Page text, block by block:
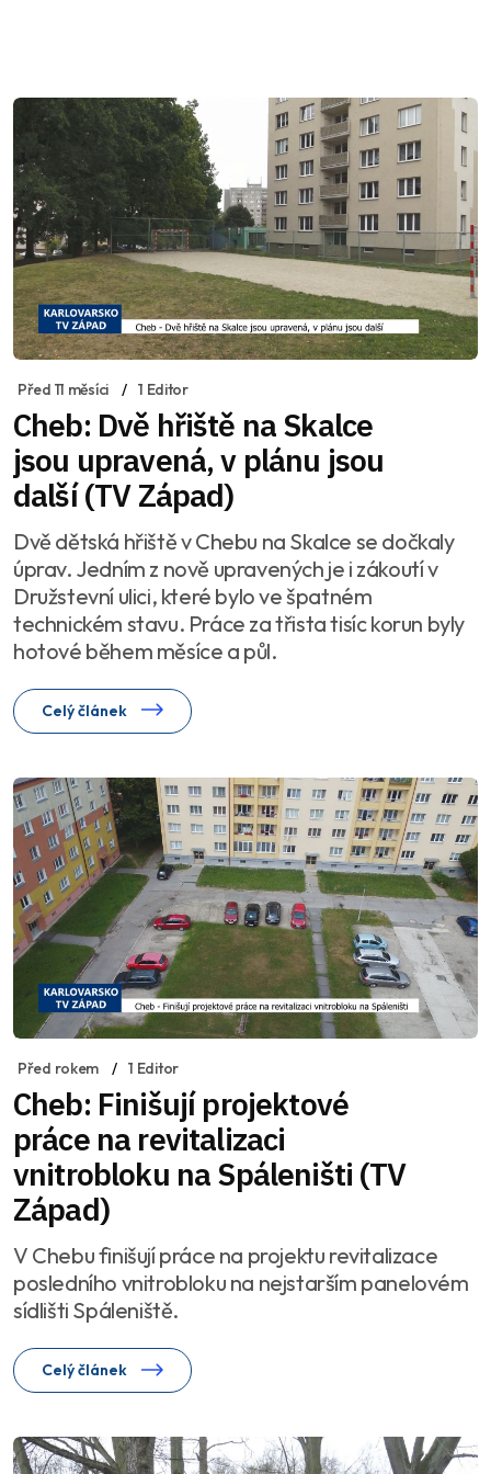
Před 11 měsíci 1 Editor
Cheb: Dvě hřiště na Skalce
jsou upravená, v plánu jsou
další (TV Západ)
Dvě dětská hřiště v Chebu na Skalce se dočkaly
úprav. Jedním z nově upravených je i zákoutí v
Družstevní ulici, které bylo ve špatném
technickém stavu. Práce za třista tisíc korun byly
hotové během měsíce a půl.
Celý článek
Před rokem 1 Editor
Cheb: Finišují projektové
práce na revitalizaci
vnitrobloku na Spáleništi (TV
Západ)
V Chebu finišují práce na projektu revitalizace
posledního vnitrobloku na nejstarším panelovém
sídlišti Spáleniště.
Celý článek